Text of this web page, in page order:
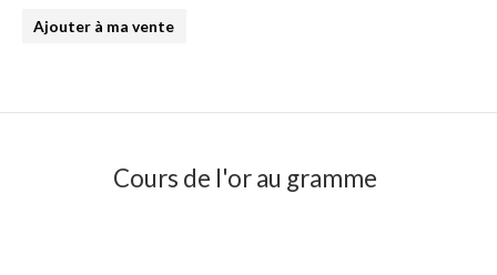
Ajouter à ma vente
Cours de l'or au gramme